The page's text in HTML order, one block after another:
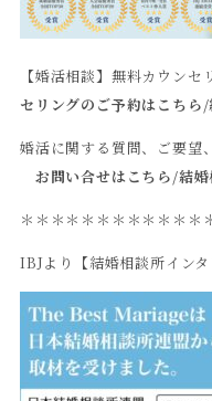
【婚活相談】無料カウン
セリングのご予約はこちら/
婚活に関する質問、ご要
お問い合せはこちら/結
＊＊＊＊＊＊＊＊＊＊＊＊
IBJより【結婚相談所イン